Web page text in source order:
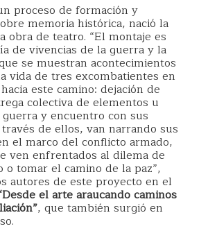
proceso de formación y
memoria histórica, nació la
obra de teatro. “El montaje es
de vivencias de la guerra y la
se muestran acontecimientos
vida de tres excombatientes en
este camino: dejación de
colectiva de elementos u
y encuentro con sus
de ellos, van narrando sus
el marco del conflicto armado,
ven enfrentados al dilema de
o tomar el camino de la paz”,
autores de este proyecto en el
el arte araucando caminos
, que también surgió en